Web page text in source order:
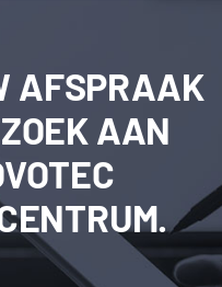
AFSPRAAK
AAN